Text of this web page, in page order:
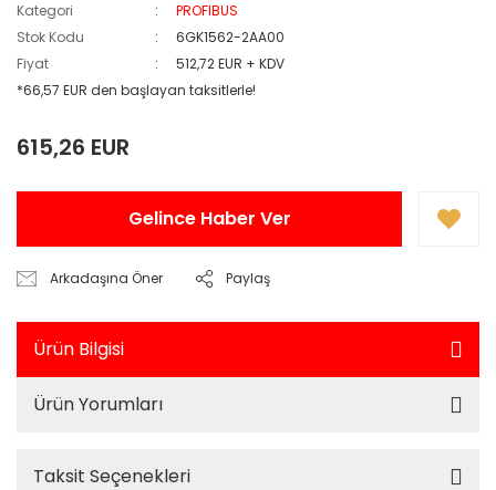
Kategori
PROFIBUS
Stok Kodu
6GK1562-2AA00
Fiyat
512,72 EUR + KDV
*66,57 EUR den başlayan taksitlerle!
615,26 EUR
Gelince Haber Ver
Arkadaşına Öner Paylaş
Ürün Bilgisi
Ürün Yorumları
Taksit Seçenekleri